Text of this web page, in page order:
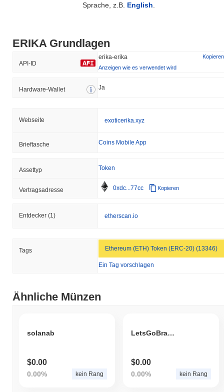
Sprache, z.B. English
ERIKA Grundlagen
API-ID
erika-erika
Kopieren
Anzeigen wie es verwendet wird
Hardware-Wallet Ja
Webseite exoticerika.xyz
Brieftasche Coins Mobile App
Assettyp Token
Vertragsadresse 0xdc...77cc Kopieren
Entdecker (1) etherscan.io
Tags Ethereum (ETH) Token (ERC-20) (13346)
Ein Tag vorschlagen
Ähnliche Münzen
solanab
$0.00
0.00% kein Rang
LetsGoBrandon!
$0.00
0.00% kein Rang